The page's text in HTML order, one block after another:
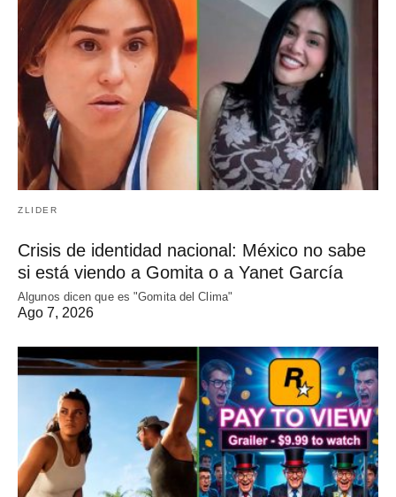
ZLIDER
Crisis de identidad nacional: México no sabe
si está viendo a Gomita o a Yanet García
Algunos dicen que es "Gomita del Clima"
Ago 7, 2026